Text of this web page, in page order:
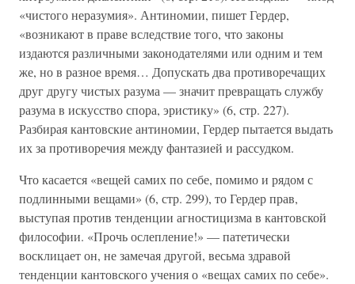
«чистого неразумия». Антиномии, пишет Гердер,
«возникают в праве вследствие того, что законы
издаются различными законодателями или одним и тем
же, но в разное время… Допускать два противоречащих
друг другу чистых разума — значит превращать службу
разума в искусство спора, эристику» (6, стр. 227).
Разбирая кантовские антиномии, Гердер пытается выдать
их за противоречия между фантазией и рассудком.
Что касается «вещей самих по себе, помимо и рядом с
подлинными вещами» (6, стр. 299), то Гердер прав,
выступая против тенденции агностицизма в кантовской
философии. «Прочь ослепление!» — патетически
восклицает он, не замечая другой, весьма здравой
тенденции кантовского учения о «вещах самих по себе».